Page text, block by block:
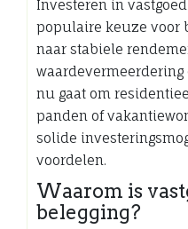
Investeren in
populaire keuze voor
naar stabiele
waardevermeerdering
nu gaat om
panden of
solide
voordelen.
Waarom is
belegging?